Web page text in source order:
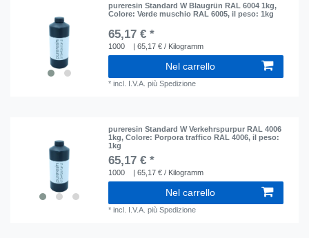
pureresin Standard W Blaugrün RAL 6004 1kg,
Colore: Verde muschio RAL 6005, il peso: 1kg
65,17 € *
1000 | 65,17 € / Kilogramm
Nel carrello
*incl. I.V.A. piùSpedizione
pureresin Standard W Verkehrspurpur RAL 4006
1kg, Colore: Porpora traffico RAL 4006, il peso:
1kg
65,17 € *
1000 | 65,17 € / Kilogramm
Nel carrello
*incl. I.V.A. piùSpedizione